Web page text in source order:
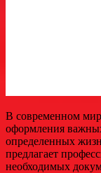
В современном
оформления
определенных
предлагает
необходимых